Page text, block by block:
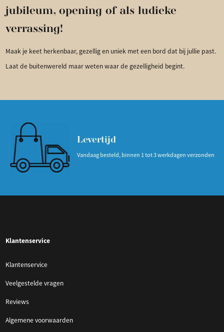
jubileum, opening of als ludieke
verrassing!
Maak je keet herkenbaar, gezellig en uniek met een bord dat bij jullie past.
Laat de buitenwereld maar weten waar de gezelligheid begint.
Levertijd
Vandaag besteld, binnen 1 tot 3 werkdagen verzonden
Klantenservice
Klantenservice
Veelgestelde vragen
Reviews
Algemene voorwaarden